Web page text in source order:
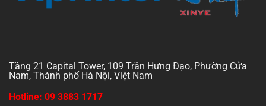
Tầng 21 Capital Tower, 109 Trần Hưng Đạo, Phường Cửa
Nam, Thành phố Hà Nội, Việt Nam
Hotline: 09 3883 1717